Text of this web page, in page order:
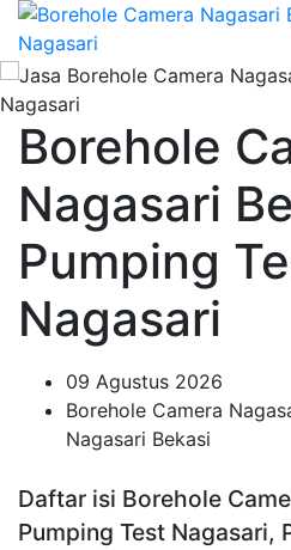
Borehole
Nagasari
Pumping
Nagasari
09 Agustus 2026
Borehole Camera
Nagasari Bekasi
Daftar isi Borehole
Pumping Test Nagasari,